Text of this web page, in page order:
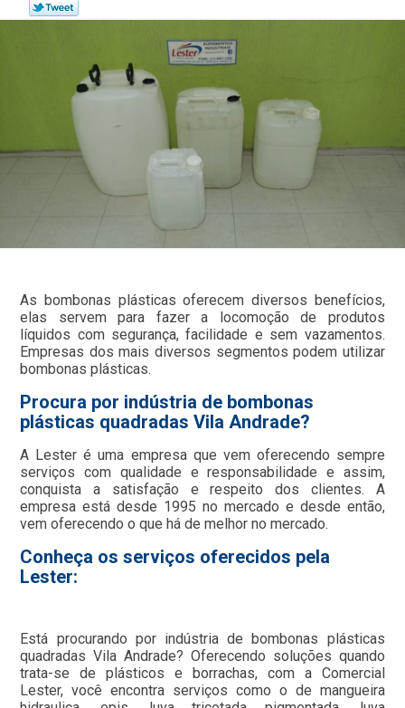
As bombonas plásticas oferecem diversos benefícios,
elas servem para fazer a locomoção de produtos
líquidos com segurança, facilidade e sem vazamentos.
Empresas dos mais diversos segmentos podem utilizar
bombonas plásticas.
Procura por indústria de bombonas
plásticas quadradas Vila Andrade?
A Lester é uma empresa que vem oferecendo sempre
serviços com qualidade e responsabilidade e assim,
conquista a satisfação e respeito dos clientes. A
empresa está desde 1995 no mercado e desde então,
vem oferecendo o que há de melhor no mercado.
Conheça os serviços oferecidos pela
Lester:
Está procurando por indústria de bombonas plásticas
quadradas Vila Andrade? Oferecendo soluções quando
trata-se de plásticos e borrachas, com a Comercial
Lester, você encontra serviços como o de mangueira